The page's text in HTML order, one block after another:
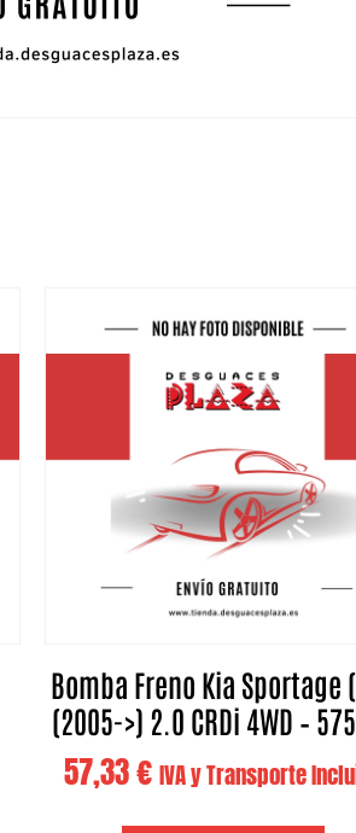
Bomba Freno Kia Sportage
(2005->) 2.0 CRDi 4WD –
57,33€ IVA y Transporte